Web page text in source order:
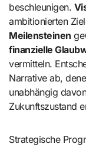
beschleunigen.
ambitionierten
Meilensteinen
finanzielle
vermitteln.
Narrative ab,
unabhängig
Zukunftszustand
Strategische